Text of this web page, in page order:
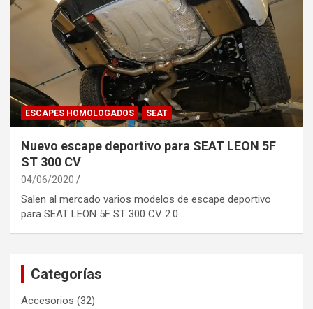
ESCAPES HOMOLOGADOS SEAT
Nuevo escape deportivo para SEAT LEON 5F
ST 300 CV
04/06/2020
Salen al mercado varios modelos de escape deportivo
para SEAT LEON 5F ST 300 CV 2.0…
Categorías
Accesorios (32)